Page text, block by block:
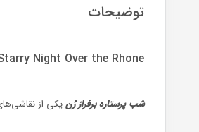
توضیحات
Night Over the Rhone
شب پرستاره برفراز رُنیکی از